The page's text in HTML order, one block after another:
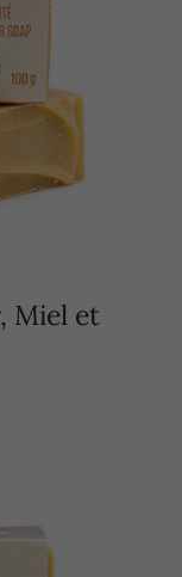
Miel et